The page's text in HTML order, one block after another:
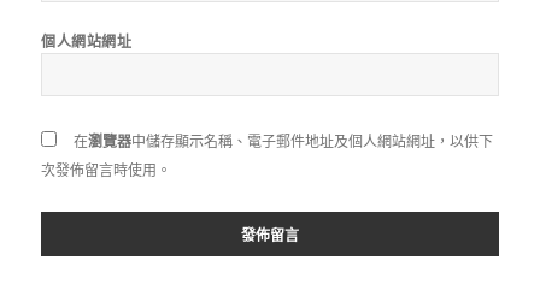
個人網站網址
在瀏覽器中儲存顯示名稱、電子郵件地址及個人網站網址，以供下
次發佈留言時使用。